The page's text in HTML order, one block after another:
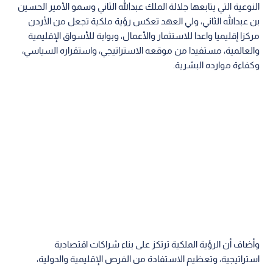
النوعية التي يتابعها جلالة الملك عبدالله الثاني وسمو الأمير الحسين
بن عبدالله الثاني، ولي العهد تعكس رؤية ملكية تجعل من الأردن
مركزا إقليميا واعدا للاستثمار والأعمال، وبوابة للأسواق الإقليمية
والعالمية، مستفيدا من موقعه الاستراتيجي، واستقراره السياسي،
وكفاءة موارده البشرية.
وأضاف أن الرؤية الملكية ترتكز على بناء شراكات اقتصادية
استراتيجية، وتعظيم الاستفادة من الفرص الإقليمية والدولية،